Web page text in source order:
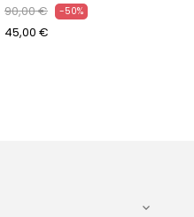
90,00 €
-50%
45,00 €
